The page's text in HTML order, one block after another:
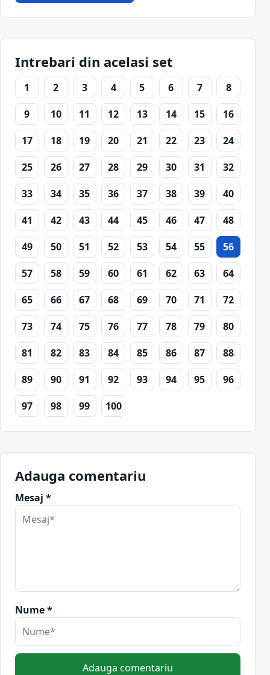
Intrebari din acelasi set
1 2 3 4 5 6 7
8
9
10 11 12 13 14 15
16
17
18 19 20 21 22 23
24
25
26 27 28 29 30 31
32
33
34 35 36 37 38 39
40
41
42 43 44 45 46 47
48
49
50 51 52 53 54 55
56
57
58 59 60 61 62 63
64
65
66 67 68 69 70 71
72
73
74 75 76 77 78 79
80
81
82 83 84 85 86 87
88
89
90 91 92 93 94 95
96
97
98 99 100
Adauga comentariu
Mesaj *
Nume *
Adauga comentariu